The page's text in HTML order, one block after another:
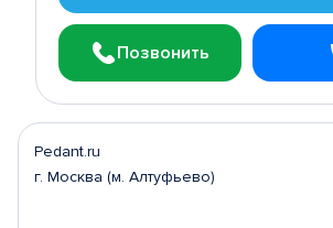
Позвонить
Pedant.ru
г. Москва (м. Алтуфьево)